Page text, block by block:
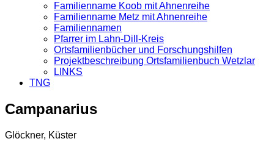
Familienname Koob mit Ahnenreihe
Familienname Metz mit Ahnenreihe
Familiennamen
Pfarrer im Lahn-Dill-Kreis
Ortsfamilienbücher und Forschungshilfen
Projektbeschreibung Ortsfamilienbuch Wetzlar
LINKS
TNG
Campanarius
Glöckner, Küster